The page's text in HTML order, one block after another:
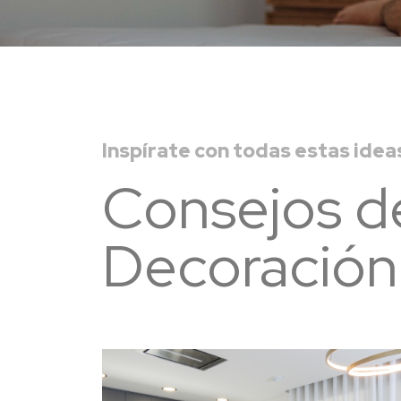
Inspírate con todas estas
Consejos
Decoración